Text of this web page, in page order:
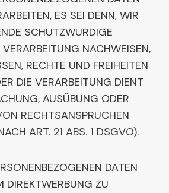
ES SEI DENN, WIR
SCHUTZWÜRDIGE
NACHWEISEN,
RECHTE UND FREIHEITEN
DIE VERARBEITUNG DIENT
AUSÜBUNG ODER
RECHTSANSPRÜCHEN
ART. 21 ABS. 1 DSGVO).
DATEN
DIREKTWERBUNG ZU